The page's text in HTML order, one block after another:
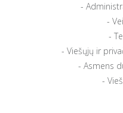
Viešųjų ir
Asmens